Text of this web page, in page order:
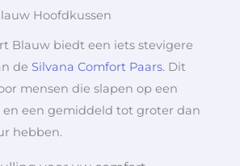
Hoofdkussen
Blauw biedt een iets stevigere
de Silvana Comfort Paars. Dit
mensen die slapen op een
een gemiddeld tot groter dan
hebben.